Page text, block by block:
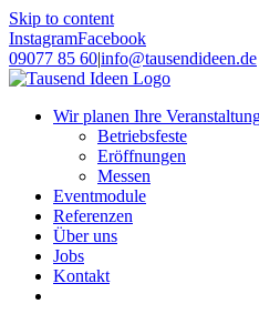
Skip to content
InstagramFacebook
09077 85 60|info@tausendideen.de
Wir planen Ihre
Betriebsfeste
Eröffnungen
Messen
Eventmodule
Referenzen
Über uns
Jobs
Kontakt